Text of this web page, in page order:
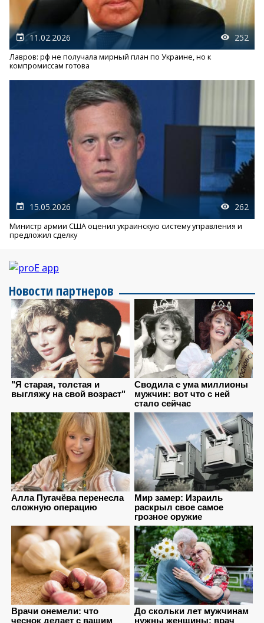
11.02.2026 252
Лавров: рф не получала мирный план по Украине, но к
компромиссам готова
15.05.2026 262
Министр армии США оценил украинскую систему управления и
предложил сделку
Новости партнеров